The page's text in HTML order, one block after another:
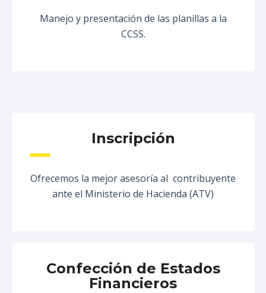
Manejo y presentación de las planillas a la
CCSS.
Inscripción
Ofrecemos la mejor asesoría al contribuyente
ante el Ministerio de Hacienda (ATV)
Confección de Estados
Financieros